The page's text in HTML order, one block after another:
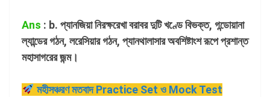
Ans : b. প্যানজিয়া নিরক্ষরেখা বরাবর দুটি খণ্ডে বিভক্ত, গন্ডোয়ানা
ল্যান্ডের গঠন, লরেসিয়ার গঠন, প্যানথালাসার অবশিষ্টাংশ রূপে প্রশান্ত
মহাসাগরের জন্ম।
মহীসঞ্চরণ মতবাদ Practice Set ও Mock Test